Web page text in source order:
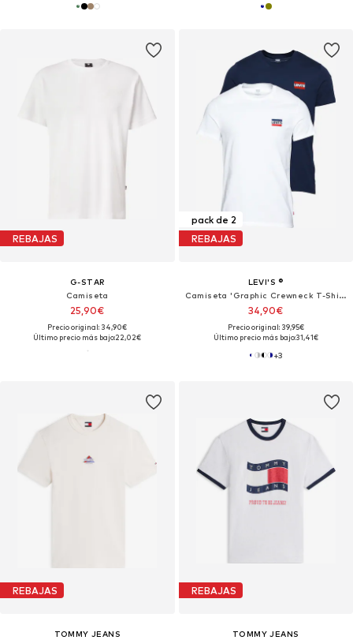
REBAJAS
G-STAR
Camiseta
25,90€
Precio original: 34,90€
Último precio más bajo:22,02€
pack de 2
REBAJAS
LEVI'S ®
Camiseta 'Graphic Crewneck T-Shirt - 2 Pack'
34,90€
Precio original: 39,95€
Último precio más bajo:31,41€
+3
REBAJAS
TOMMY JEANS
REBAJAS
TOMMY JEANS